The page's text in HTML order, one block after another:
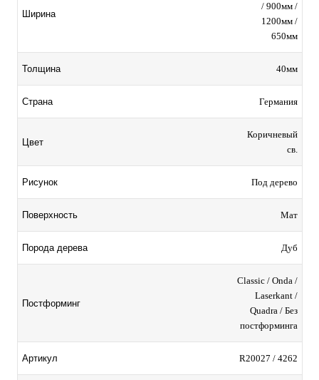
Ширина
/ 900мм /
1200мм /
650мм
Толщина 40мм
Страна Германия
Цвет
Коричневый
св.
Рисунок Под дерево
Поверхность Мат
Порода дерева Дуб
Постформинг
Classic / Onda /
Laserkant /
Quadra / Без
постформинга
Артикул R20027 / 4262